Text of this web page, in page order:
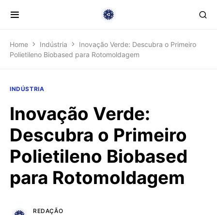
Home Indústria
Inovação Verde: Descubra o Primeiro
Polietileno Biobased para Rotomoldagem
INDÚSTRIA
Inovação Verde:
Descubra o Primeiro
Polietileno Biobased
para Rotomoldagem
REDAÇÃO